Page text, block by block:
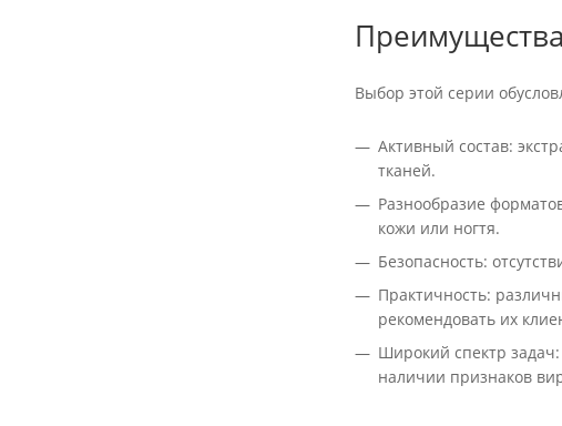
Выбор этой серии
Активный состав:
тканей.
Разнообразие
кожи или ногтя.
Безопасность:
Практичность:
рекомендовать их
Широкий спектр
наличии признаков